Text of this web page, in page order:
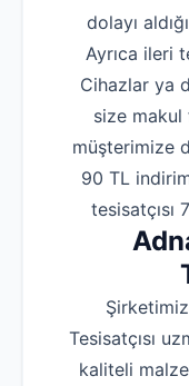
dolayı
Ayrıca ileri
Cihazlar ya
size makul
müşterimize
90 TL
tesisatçısı
Tesisatçısı
kaliteli